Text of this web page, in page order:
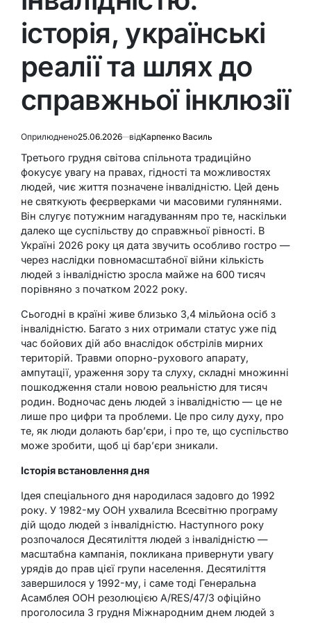
історія, українські
реалії та шлях до
справжньої інклюзії
Оприлюднено25.06.2026 відКарпенко Василь
Третього грудня світова спільнота традиційно
фокусує увагу на правах, гідності та можливостях
людей, чиє життя позначене інвалідністю. Цей день
не святкують феєрверками чи масовими гуляннями.
Він слугує потужним нагадуванням про те, наскільки
далеко ще суспільству до справжньої рівності. В
Україні 2026 року ця дата звучить особливо гостро —
через наслідки повномасштабної війни кількість
людей з інвалідністю зросла майже на 600 тисяч
порівняно з початком 2022 року.
Сьогодні в країні живе близько 3,4 мільйона осіб з
інвалідністю. Багато з них отримали статус уже під
час бойових дій або внаслідок обстрілів мирних
територій. Травми опорно-рухового апарату,
ампутації, ураження зору та слуху, складні множинні
пошкодження стали новою реальністю для тисяч
родин. Водночас день людей з інвалідністю — це не
лише про цифри та проблеми. Це про силу духу, про
те, як люди долають бар’єри, і про те, що суспільство
може зробити, щоб ці бар’єри зникали.
Історія встановлення дня
Ідея спеціального дня народилася задовго до 1992
року. У 1982-му ООН ухвалила Всесвітню програму
дій щодо людей з інвалідністю. Наступного року
розпочалося Десятиліття людей з інвалідністю —
масштабна кампанія, покликана привернути увагу
урядів до прав цієї групи населення. Десятиліття
завершилося у 1992-му, і саме тоді Генеральна
Асамблея ООН резолюцією A/RES/47/3 офіційно
проголосила 3 грудня Міжнародним днем людей з